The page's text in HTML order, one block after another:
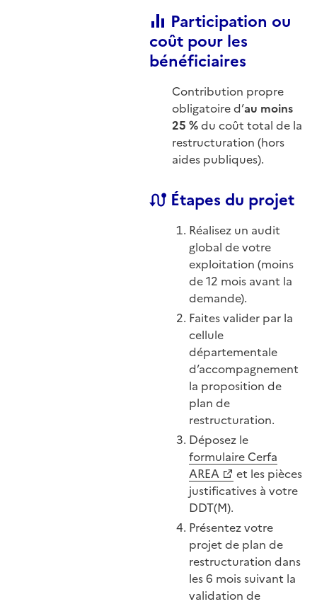
Participation ou
coût pour les
bénéficiaires
Contribution propre
obligatoire d’au moins
25 %du coût total de la
restructuration (hors
aides publiques).
Étapes du projet
Réalisez un audit
global de votre
exploitation (moins
de 12 mois avant la
demande).
Faites valider par la
cellule
départementale
d’accompagnement
la proposition de
plan de
restructuration.
Déposez le
formulaire Cerfa
AREA
et les pièces
justificatives à votre
DDT(M).
Présentez votre
projet de plan de
restructuration dans
les 6 mois suivant la
validation de